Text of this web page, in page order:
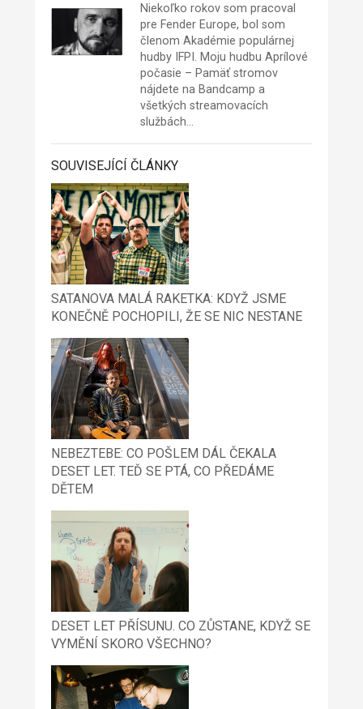
Niekoľko rokov som pracoval
pre Fender Europe, bol som
členom Akadémie populárnej
hudby IFPI. Moju hudbu Aprílové
počasie – Pamäť stromov
nájdete na Bandcamp a
všetkých streamovacích
službách…
SOUVISEJÍCÍ ČLÁNKY
SATANOVA MALÁ RAKETKA: KDYŽ JSME
KONEČNĚ POCHOPILI, ŽE SE NIC NESTANE
NEBEZTEBE: CO POŠLEM DÁL ČEKALA
DESET LET. TEĎ SE PTÁ, CO PŘEDÁME
DĚTEM
DESET LET PŘÍSUNU. CO ZŮSTANE, KDYŽ SE
VYMĚNÍ SKORO VŠECHNO?